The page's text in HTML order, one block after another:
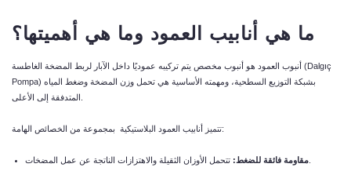
ما هي أنابيب العمود وما هي أهميتها؟
أنبوب العمود هو أنبوب مخصص يتم تركيبه عموديًا داخل الآبار لربط المضخة الغاطسة (Dalgıç
Pompa) بشبكة التوزيع السطحية، ومهمته الأساسية هي تحمل وزن المضخة وضغط المياه
تتميز أنابيب العمود البلاستيكية بمجموعة من الخصائص الهامة:
مقاومة فائقة للضغط: تتحمل الأوزان الثقيلة والاهتزازات الناتجة عن عمل المضخات.